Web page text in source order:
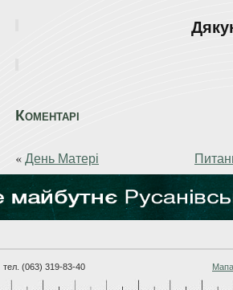
Коментарі
«День Матері
тел. (063) 319-83-40